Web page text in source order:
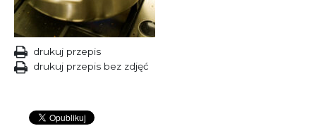
drukuj przepis
drukuj przepis bez zdjęć